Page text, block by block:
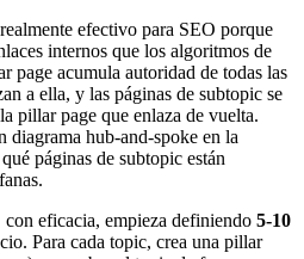
efectivo para SEO porque
internos que los algoritmos de
page acumula autoridad de todas las
a ella, y las páginas de subtopic se
pillar page que enlaza de vuelta.
hub-and-spoke en la
páginas de subtopic están
eficacia, empieza definiendo 5-10
Para cada topic, crea una pillar